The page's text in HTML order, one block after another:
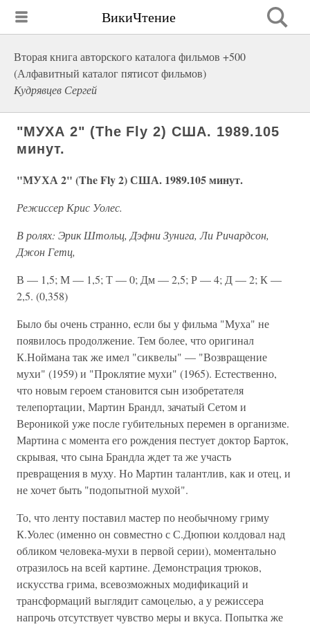
ВикиЧтение
Вторая книга авторского каталога фильмов +500
(Алфавитный каталог пятисот фильмов)
Кудрявцев Сергей
"МУХА 2" (The Fly 2) США. 1989.105
минут.
"МУХА 2" (The Fly 2) США. 1989.105 минут.
Режиссер Крис Уолес.
В ролях: Эрик Штольц, Дэфни Зунига, Ли Ричардсон,
Джон Гетц,
В — 1,5; М — 1,5; Т — 0; Дм — 2,5; Р — 4; Д — 2; К —
2,5. (0,358)
Было бы очень странно, если бы у фильма "Муха" не
появилось продолжение. Тем более, что оригинал
К.Ноймана так же имел "сиквелы" — "Возвращение
мухи" (1959) и "Проклятие мухи" (1965). Естественно,
что новым героем становится сын изобретателя
телепортации, Мартин Брандл, зачатый Сетом и
Вероникой уже после губительных перемен в организме.
Мартина с момента его рождения пестует доктор Барток,
скрывая, что сына Брандла ждет та же участь
превращения в муху. Но Мартин талантлив, как и отец, и
не хочет быть "подопытной мухой".
То, что ленту поставил мастер по необычному гриму
К.Уолес (именно он совместно с С.Дюпюи колдовал над
обликом человека-мухи в первой серии), моментально
отразилось на всей картине. Демонстрация трюков,
искусства грима, всевозможных модификаций и
трансформаций выглядит самоцелью, а у режиссера
напрочь отсутствует чувство меры и вкуса. Попытка же